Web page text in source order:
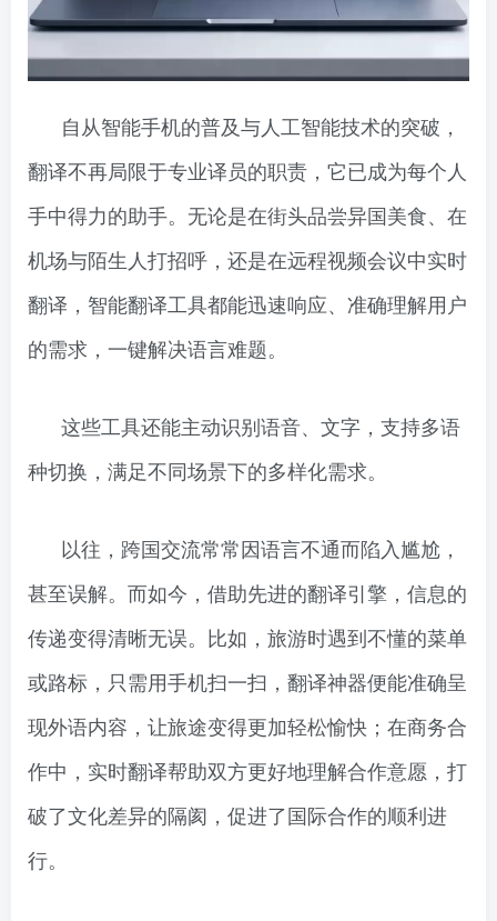
自从智能手机的普及与人工智能技术的突破，
翻译不再局限于专业译员的职责，它已成为每个人
手中得力的助手。无论是在街头品尝异国美食、在
机场与陌生人打招呼，还是在远程视频会议中实时
翻译，智能翻译工具都能迅速响应、准确理解用户
的需求，一键解决语言难题。
这些工具还能主动识别语音、文字，支持多语
种切换，满足不同场景下的多样化需求。
以往，跨国交流常常因语言不通而陷入尴尬，
甚至误解。而如今，借助先进的翻译引擎，信息的
传递变得清晰无误。比如，旅游时遇到不懂的菜单
或路标，只需用手机扫一扫，翻译神器便能准确呈
现外语内容，让旅途变得更加轻松愉快；在商务合
作中，实时翻译帮助双方更好地理解合作意愿，打
破了文化差异的隔阂，促进了国际合作的顺利进
行。